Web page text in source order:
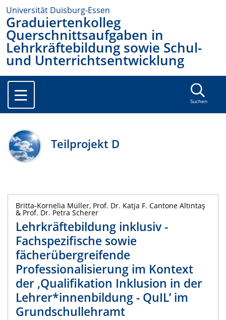
Universität Duisburg-Essen
Graduiertenkolleg
Querschnittsaufgaben in
Lehrkräftebildung sowie Schul-
und Unterrichtsentwicklung
Suchen
Teilprojekt D
Britta-Kornelia Müller, Prof. Dr. Katja F. Cantone Altıntaş
& Prof. Dr. Petra Scherer
Lehrkräftebildung inklusiv -
Fachspezifische sowie
fächerübergreifende
Professionalisierung im Kontext
der ‚Qualifikation Inklusion in der
Lehrer*innenbildung - QuIL’ im
Grundschullehramt